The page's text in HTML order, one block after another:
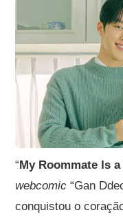
“ My Roommate Is
webcomic “Gan
conquistou o